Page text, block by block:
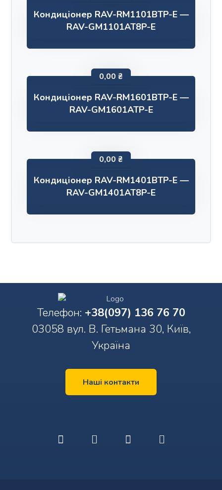
Кондиціонер RAV-RM1101BTP-E —
RAV-GM1101AT8P-E
Кондиціонер RAV-RM1601BTP-E —
RAV-GM1601ATP-E
0,00 ₴
Кондиціонер RAV-RM1401BTP-E —
RAV-GM1401AT8P-E
0,00 ₴
Телефон: +38(097) 136 76 70
03058 вул. В. Гетьмана 30, Київ,
Україна
Наші контакти